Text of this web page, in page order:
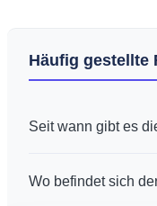
Häufig gestellte
Seit wann gibt es
Wo befindet sich